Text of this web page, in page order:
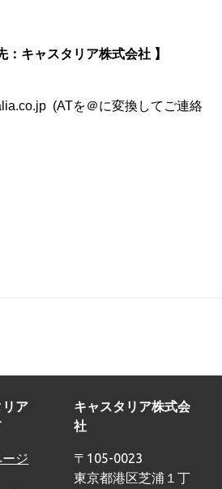
：キャスタリア株式会社 】
(ATを＠に変換してご連絡
ア
ジ
キャスタリア株式会
社
〒105-0023
東京都港区芝浦１丁